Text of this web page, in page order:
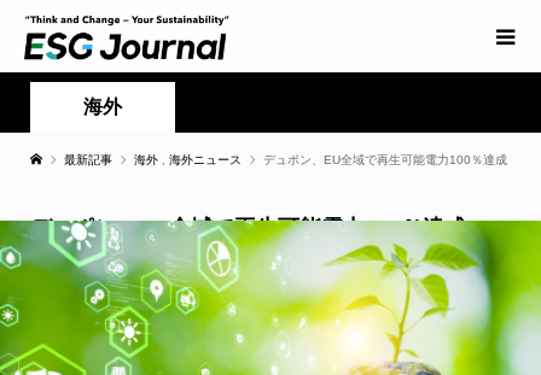
海外
最新記事 海外 海外ニュース デュポン、EU全域で再生可能電力100％達成
デュポン、EU全域で再生可能電力100％達成